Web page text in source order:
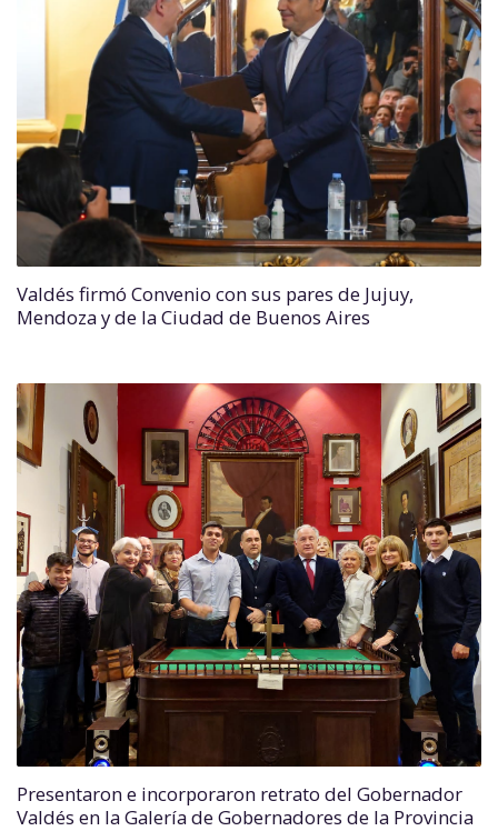
Valdés firmó Convenio con sus pares de Jujuy,
Mendoza y de la Ciudad de Buenos Aires
Presentaron e incorporaron retrato del Gobernador
Valdés en la Galería de Gobernadores de la Provincia